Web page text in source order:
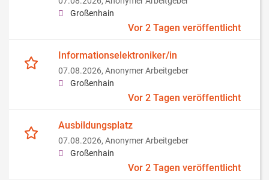
Großenhain
Vor 2 Tagen veröffentlicht
Informationselektroniker/in
07.08.2026, Anonymer Arbeitgeber
Großenhain
Vor 2 Tagen veröffentlicht
Ausbildungsplatz
07.08.2026, Anonymer Arbeitgeber
Großenhain
Vor 2 Tagen veröffentlicht